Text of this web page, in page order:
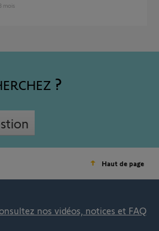
3 mois
Haut de page
nos vidéos, notices et FAQ